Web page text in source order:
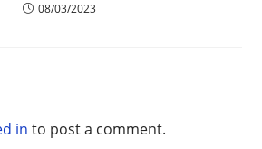
08/03/2023
in to post a comment.